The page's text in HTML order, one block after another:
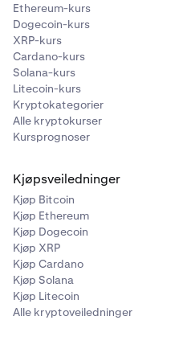
Ethereum-kurs
Dogecoin-kurs
XRP-kurs
Cardano-kurs
Solana-kurs
Litecoin-kurs
Kryptokategorier
Alle kryptokurser
Kursprognoser
Kjøpsveiledninger
Kjøp Bitcoin
Kjøp Ethereum
Kjøp Dogecoin
Kjøp XRP
Kjøp Cardano
Kjøp Solana
Kjøp Litecoin
Alle kryptoveiledninger